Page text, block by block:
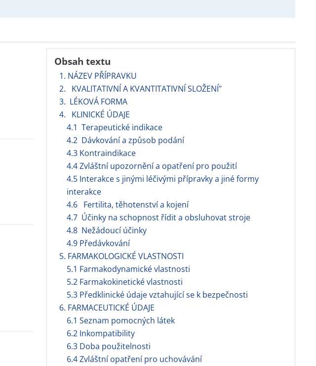
Obsah textu
1. NÁZEV PŘÍPRAVKU
2. KVALITATIVNÍ A KVANTITATIVNÍ SLOŽENÍ"
3. LÉKOVÁ FORMA
4. KLINICKÉ ÚDAJE
4.1 Terapeutické indikace
4.2 Dávkování a způsob podání
4.3 Kontraindikace
4.4 Zvláštní upozornění a opatření pro použití
4.5 Interakce s jinými léčivými přípravky a jiné formy
interakce
4.6 Fertilita, těhotenství a kojení
4.7 Účinky na schopnost řídit a obsluhovat stroje
4.8 Nežádoucí účinky
4.9 Předávkování
5. FARMAKOLOGICKÉ VLASTNOSTI
5.1 Farmakodynamické vlastnosti
5.2 Farmakokinetické vlastnosti
5.3 Předklinické údaje vztahující se k bezpečnosti
6. FARMACEUTICKÉ ÚDAJE
6.1 Seznam pomocných látek
6.2 Inkompatibility
6.3 Doba použitelnosti
6.4 Zvláštní opatření pro uchovávání